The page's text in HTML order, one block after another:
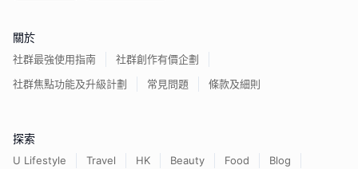
關於
社群最強使用指南
社群創作有價企劃
社群焦點功能及升級計劃
常見問題 條款及細則
探索
U Lifestyle Travel HK Beauty Food
Blog